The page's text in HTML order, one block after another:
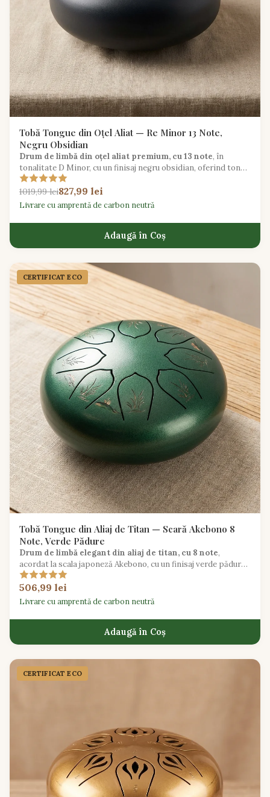
Tobă Tongue din Oțel Aliat — Re Minor 13 Note,
Negru Obsidian
Drum de limbă din oțel aliat premium, cu 13 note, în
tonalitate D Minor, cu un finisaj negru obsidian, oferind tonuri
meditative profunde pentru jucători intermediari.
1019,99 lei827,99 lei
Livrare cu amprentă de carbon neutră
Adaugă în Coș
CERTIFICAT ECO
Tobă Tongue din Aliaj de Titan — Scară Akebono 8
Note, Verde Pădure
Drum de limbă elegant din aliaj de titan, cu 8 note,
acordat la scala japoneză Akebono, cu un finisaj verde pădure
inspirat din natură pentru explorări muzicale serene.
506,99 lei
Livrare cu amprentă de carbon neutră
Adaugă în Coș
CERTIFICAT ECO